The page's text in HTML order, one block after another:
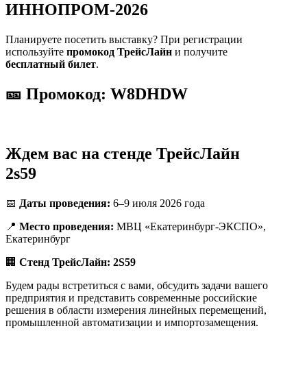
ИННОПРОМ-2026
Планируете посетить выставку? При регистрации
используйте промокод ТрейсЛайн и получите
бесплатный билет.
🎫 Промокод: W8DHDW
Ждем вас на стенде ТрейсЛайн
2s59
📅 Даты проведения: 6–9 июля 2026 года
📍 Место проведения: МВЦ «Екатеринбург-ЭКСПО»,
Екатеринбург
🏢 Стенд ТрейсЛайн: 2S59
Будем рады встретиться с вами, обсудить задачи вашего
предприятия и представить современные российские
решения в области измерения линейных перемещений,
промышленной автоматизации и импортозамещения.